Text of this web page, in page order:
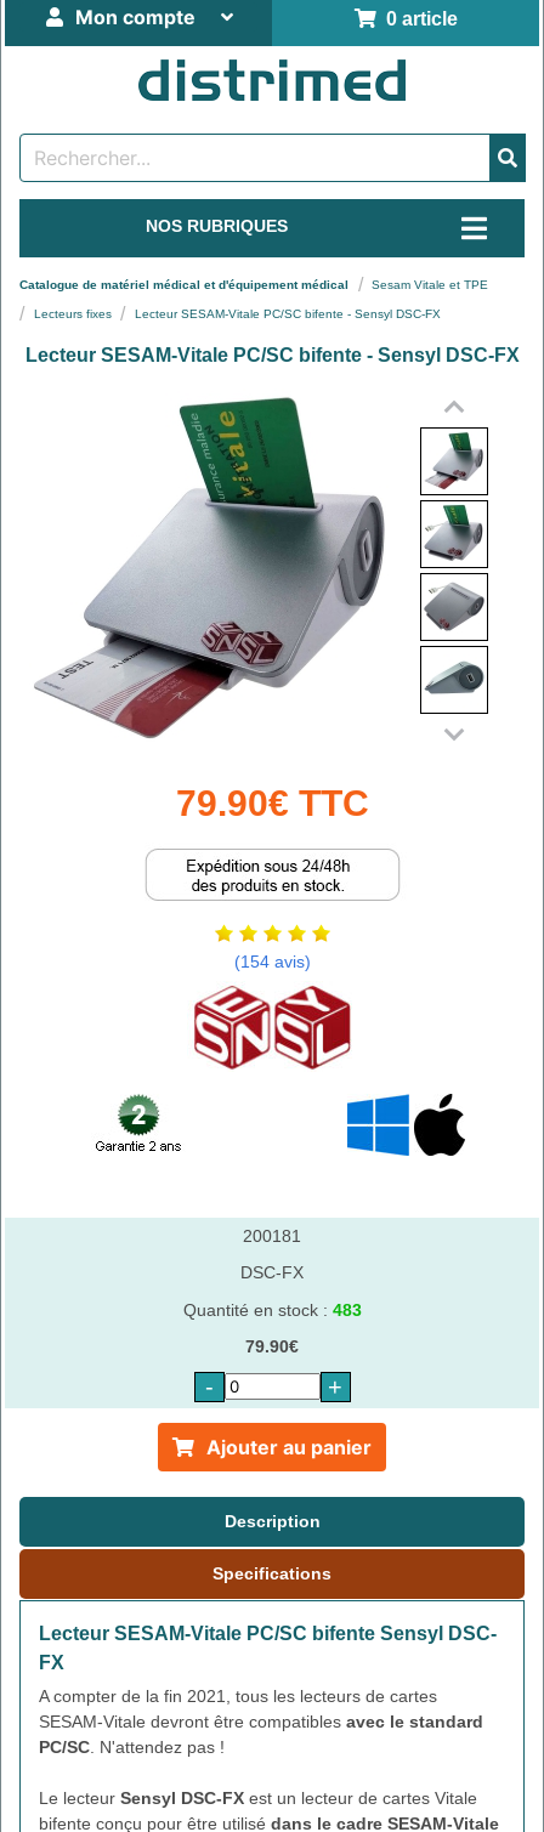
0 article
Mon compte
NOS RUBRIQUES
Catalogue de matériel médical et d'équipement médical Sesam Vitale et TPE
Lecteurs fixes Lecteur SESAM-Vitale PC/SC bifente - Sensyl DSC-FX
Lecteur SESAM-Vitale PC/SC bifente - Sensyl DSC-FX
79.90€ TTC
(154 avis)
200181
DSC-FX
Quantité en stock : 483
79.90€
- +
Ajouter au panier
Description
Specifications
Lecteur SESAM-Vitale PC/SC bifente Sensyl DSC-
FX
A compter de la fin 2021, tous les lecteurs de cartes
SESAM-Vitale devront être compatibles avec le standard
PC/SC . N'attendez pas !
Le lecteur Sensyl DSC-FX est un lecteur de cartes Vitale
bifente conçu pour être utilisé dans le cadre SESAM-Vitale